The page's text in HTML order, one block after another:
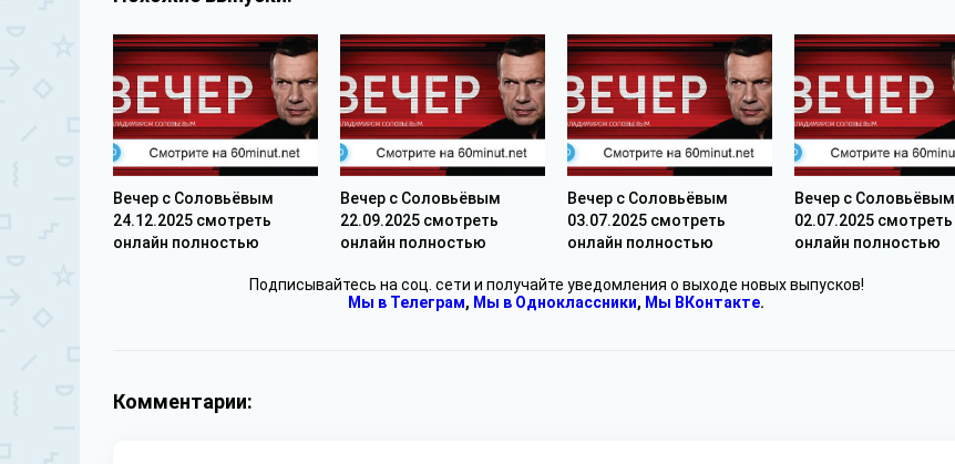
Вечер с Соловьёвым
24.12.2025 смотреть
онлайн полностью
Вечер с Соловьёвым
22.09.2025 смотреть
онлайн полностью
Вечер с Соловьёвым
03.07.2025 смотреть
онлайн полностью
Вечер с Соловьёвым
02.07.2025 смотреть
онлайн полностью
Подписывайтесь на соц. сети и получайте уведомления о выходе новых выпусков!
Мы в Телеграм, Мы в Одноклассники, Мы ВКонтакте.
Комментарии: